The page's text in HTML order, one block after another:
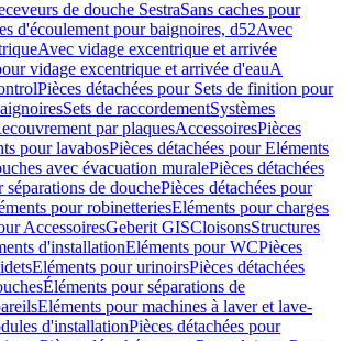
de douche SestraSans caches pour
d'écoulement pour baignoires, d52Avec
Avec vidage excentrique et arrivée
vidage excentrique et arrivée d'eauA
Pièces détachées pour Sets de finition pour
Sets de raccordementSystèmes
par plaquesAccessoiresPièces
pour lavabosPièces détachées pour Eléments
avec évacuation muralePièces détachées
séparations de douchePièces détachées pour
pour robinetteriesEléments pour charges
AccessoiresGeberit GISCloisonsStructures
d'installationEléments pour WCPièces
Eléments pour urinoirsPièces détachées
Éléments pour séparations de
Eléments pour machines à laver et lave-
d'installationPièces détachées pour